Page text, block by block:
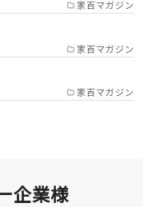
家百マガジン
家百マガジン
家百マガジン
企業様